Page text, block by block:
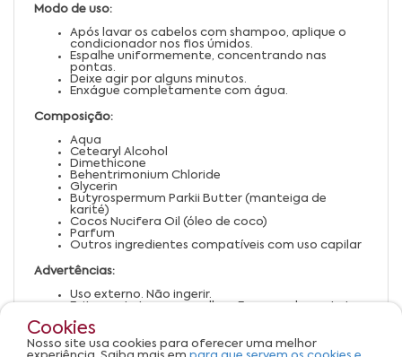
Modo de uso:
Após lavar os cabelos com shampoo, aplique o
condicionador nos fios úmidos.
Espalhe uniformemente, concentrando nas
pontas.
Deixe agir por alguns minutos.
Enxágue completamente com água.
Composição:
Aqua
Cetearyl Alcohol
Dimethicone
Behentrimonium Chloride
Glycerin
Butyrospermum Parkii Butter (manteiga de
karité)
Cocos Nucifera Oil (óleo de coco)
Parfum
Outros ingredientes compatíveis com uso capilar
Advertências:
Uso externo. Não ingerir.
Evite contato com os olhos. Em caso de contato,
enxágue abundantemente.
Suspenda o uso em caso de irritação ou alergia.
Mantenha fora do alcance de crianças.
Armazene em local fresco, seco e ao abrigo da
Cookies
Nosso site usa cookies para oferecer uma melhor